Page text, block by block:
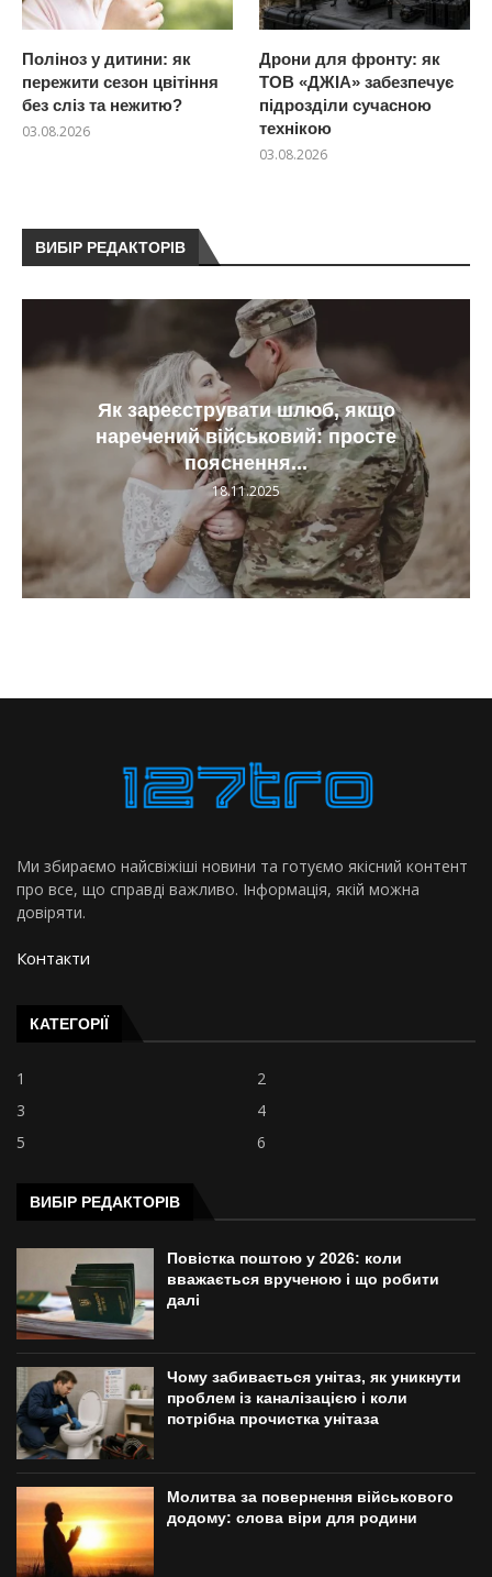
Поліноз у дитини: як
пережити сезон цвітіння
без сліз та нежитю?
03.08.2026
Дрони для фронту: як
ТОВ «ДЖІА» забезпечує
підрозділи сучасною
технікою
03.08.2026
ВИБІР РЕДАКТОРІВ
Як зареєструвати шлюб, якщо
наречений військовий: просте
пояснення...
18.11.2025
Ми збираємо найсвіжіші новини та готуємо якісний контент
про все, що справді важливо. Інформація, якій можна
довіряти.
Контакти
КАТЕГОРІЇ
1
2
3
4
5
6
ВИБІР РЕДАКТОРІВ
Повістка поштою у 2026: коли
вважається врученою і що робити
далі
Чому забивається унітаз, як уникнути
проблем із каналізацією і коли
потрібна прочистка унітаза
Молитва за повернення військового
додому: слова віри для родини